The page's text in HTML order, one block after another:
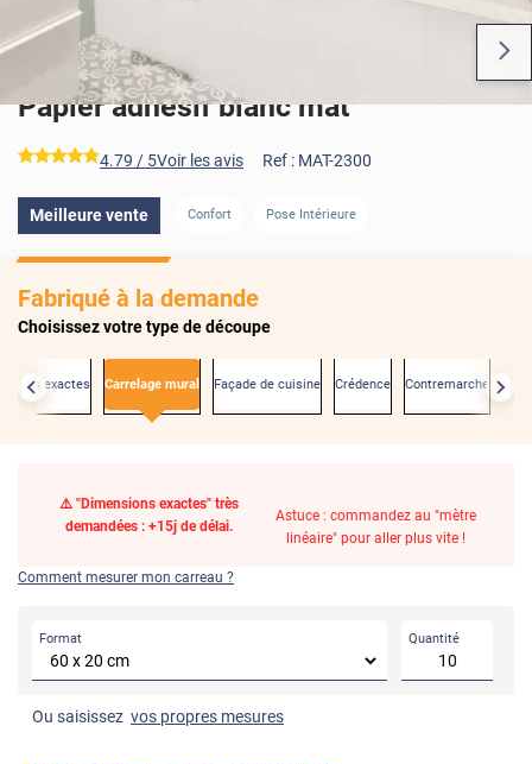
Papier adhésif blanc mat
*****
4.79 / 5Voir les avis Ref : MAT-2300
Meilleure vente Confort Pose Intérieure
Fabriqué à la demande
Choisissez votre type de découpe
exactes Carrelage mural Façade de cuisine Crédence Contremarche
⚠️ "Dimensions exactes" très
demandées : +15j de délai.
Astuce : commandez au "mètre
linéaire" pour aller plus vite !
Comment mesurer mon carreau ?
Format Quantité
Ou saisissez vos propres mesures